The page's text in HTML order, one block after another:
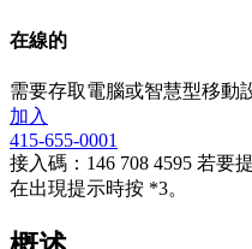
在線的
需要存取電腦或智慧型移動
加入
415-655-0001
接入碼：146 708 4595 若要
在出現提示時按 *3。